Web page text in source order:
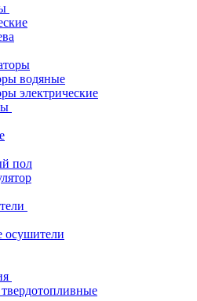
водяные
электрические
пол